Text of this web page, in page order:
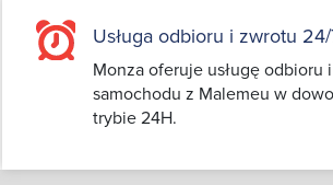
Usługa odbioru i zwrotu
Monza oferuje usługę odbioru
samochodu z Malemeu w
trybie 24H.